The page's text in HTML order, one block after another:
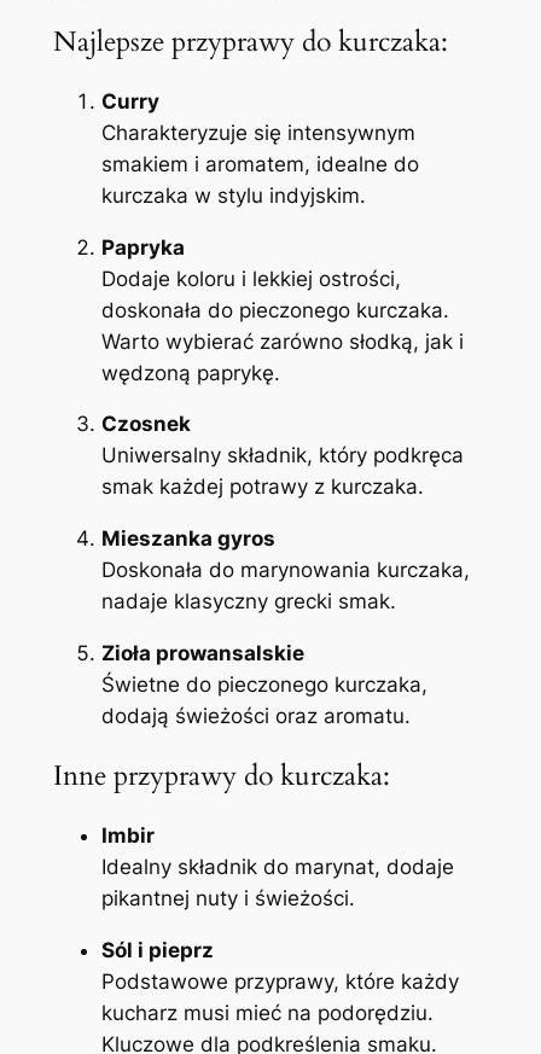
Najlepsze przyprawy do kurczaka:
Curry
Charakteryzuje się intensywnym
smakiem i aromatem, idealne do
kurczaka w stylu indyjskim.
Papryka
Dodaje koloru i lekkiej ostrości,
doskonała do pieczonego kurczaka.
Warto wybierać zarówno słodką, jak i
wędzoną paprykę.
Czosnek
Uniwersalny składnik, który podkręca
smak każdej potrawy z kurczaka.
Mieszanka gyros
Doskonała do marynowania kurczaka,
nadaje klasyczny grecki smak.
Zioła prowansalskie
Świetne do pieczonego kurczaka,
dodają świeżości oraz aromatu.
Inne przyprawy do kurczaka:
Imbir
Idealny składnik do marynat, dodaje
pikantnej nuty i świeżości.
Sól i pieprz
Podstawowe przyprawy, które każdy
kucharz musi mieć na podorędziu.
Kluczowe dla podkreślenia smaku.